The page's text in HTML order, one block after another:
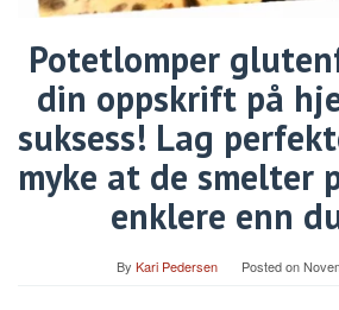
Potetlomper
din oppskrift på
suksess! Lag
myke at de smelter
enklere enn
By Kari Pedersen Posted on